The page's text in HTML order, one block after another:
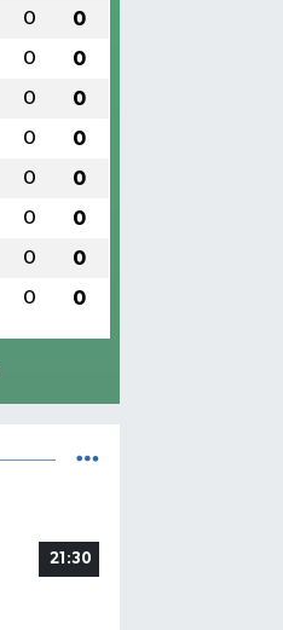
0 0
0 0
0 0
0 0
0 0
0 0
0 0
0 0
21:30